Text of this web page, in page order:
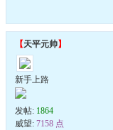
【天平元帅】
新手上路
发帖: 1864
威望: 7158 点